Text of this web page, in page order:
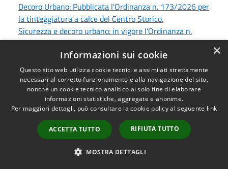
Decoro Urbano: Pubblicata l'Ordinanza n. 173/2026 per
la tinteggiatura a calce del Centro Storico.
Sicurezza e decoro urbano: in vigore l’Ordinanza n.
172/2026 sul divieto di vetro e lattine.
Pulizia terreni e prevenzione incendi: In vigore
l'Ordinanza Sindacale n. 171/2026.
Albo delle Associazioni: avvio della verifica dei contatti
e aggiornamento elenchi.
Consiglio Permanente di Confronto: convocazione della
seduta del 4 agosto 2026
Servizi Scolastici A.S. 2026/2027: Apertura iscrizioni e
rinnovi online per Refezione e Trasporto dal 3 agosto
Carta d’Identità Elettronica (CIE): calendario delle
×
Informazioni sui cookie
Questo sito web utilizza cookie tecnici e assimilati strettamente
necessari al corretto funzionamento e alla navigazione del sito,
nonché un cookie tecnico analitico al solo fine di elaborare
informazioni statistiche, aggregate e anonime.
Per maggiori dettagli, può consultare la cookie policy al seguente link
ACCETTA TUTTO RIFIUTA TUTTO
MOSTRA DETTAGLI